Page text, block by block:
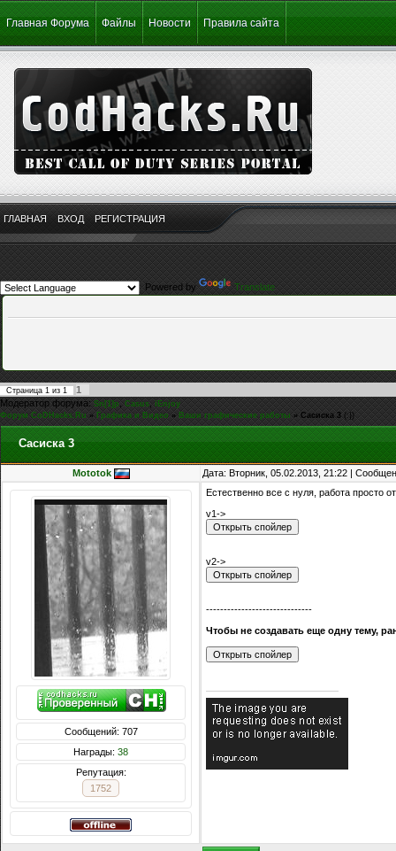
Главная Форума Файлы Новости Правила сайта
ГЛАВНАЯ ВХОД РЕГИСТРАЦИЯ
Powered by Translate
Страница 1 из 1
1
Модератор форума:Sn[1]p,Casus,iEnjoy
Форум CoDHacks.Ru » Графика и Видео » Ваши графические работы » Сасиска 3 (:})
Сасиска 3
Mototok Дата: Вторник, 05.02.2013, 21:22 |
Сообщений: 707
Награды: 38
Репутация:
1752
Естественно все с нуля, работа просто
v1->
v2->
------------------------------
Чтобы не создавать еще одну тему,